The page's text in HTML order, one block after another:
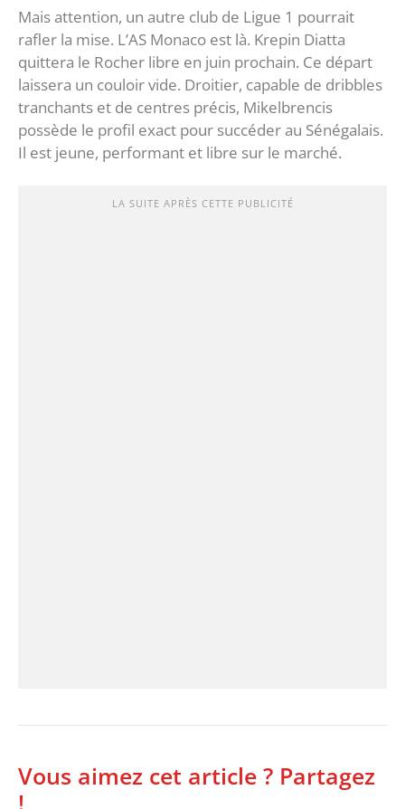
Mais attention, un autre club de Ligue 1 pourrait
rafler la mise. L’AS Monaco est là. Krepin Diatta
quittera le Rocher libre en juin prochain. Ce départ
laissera un couloir vide. Droitier, capable de dribbles
tranchants et de centres précis, Mikelbrencis
possède le profil exact pour succéder au Sénégalais.
Il est jeune, performant et libre sur le marché.
LA SUITE APRÈS CETTE PUBLICITÉ
Vous aimez cet article ? Partagez
!